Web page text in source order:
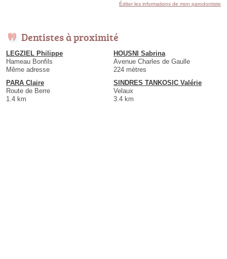
Éditer les informations de mon parodontiste
Dentistes à proximité
LEGZIEL Philippe
Hameau Bonfils
Même adresse
HOUSNI Sabrina
Avenue Charles de Gaulle
224 mètres
PARA Claire
Route de Berre
1.4 km
SINDRES TANKOSIC Valérie
Velaux
3.4 km